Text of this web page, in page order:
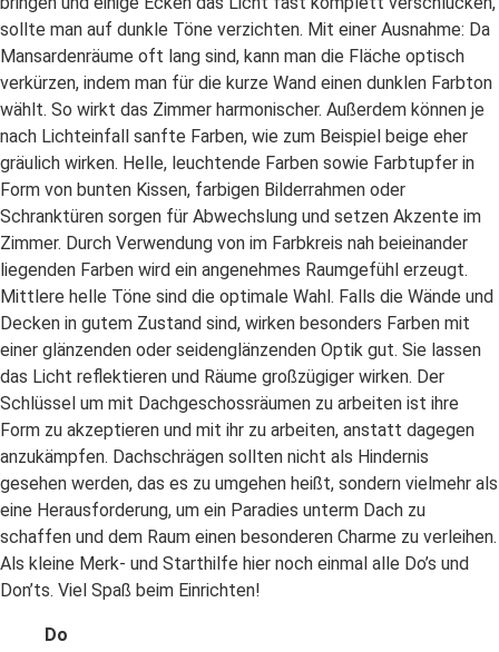
sollte man auf dunkle Töne verzichten. Mit einer Ausnahme: Da
Man­sardenräume oft lang sind, kann man die Fläche optisch
verkürzen, indem man für die kurze Wand einen dunklen Farbton
wählt. So wirkt das Zimmer harmonischer. Außerdem können je
nach Lichteinfall sanfte Farben, wie zum Beispiel beige eher
gräulich wirken. Helle, leuchtende Farben sowie Farbtupfer in
Form von bunten Kissen, farbigen Bilderrahmen oder
Schranktüren sorgen für Abwechslung und setzen Akzente im
Zimmer. Durch Verwendung von im Farbkreis nah beieinander
liegenden Farben wird ein angenehmes Raumgefühl erzeugt.
Mittlere helle Töne sind die optimale Wahl. Falls die Wände und
Decken in gutem Zustand sind, wirken besonders Farben mit
einer glänzenden oder seidenglänzenden Optik gut. Sie lassen
das Licht reflektieren und Räume großzügiger wirken. Der
Schlüssel um mit Dachgeschossräumen zu arbeiten ist ihre
Form zu akzeptieren und mit ihr zu arbeiten, anstatt dagegen
anzukämpfen. Dachschrägen sollten nicht als Hindernis
gesehen werden, das es zu umgehen heißt, sondern vielmehr als
eine Herausforderung, um ein Paradies unterm Dach zu
schaffen und dem Raum einen besonderen Charme zu verleihen.
Als kleine Merk- und Starthilfe hier noch einmal alle Do’s und
Don’ts. Viel Spaß beim Einrichten!
Do